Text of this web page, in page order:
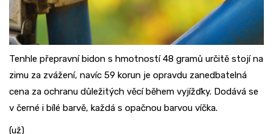
Tenhle přepravní bidon s hmotností 48 gramů určitě stojí na
zimu za zvážení, navíc 59 korun je opravdu zanedbatelná
cena za ochranu důležitých věcí během vyjížďky. Dodává se
v černé i bílé barvě, každá s opačnou barvou víčka.
(už)